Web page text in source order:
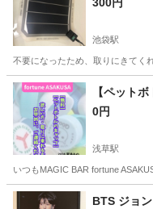
池袋駅
不要になったため、取りにきてく
東京 豊島区 池袋駅
【ペット
0円
浅草駅
いつもMAGIC BAR fortune
東京 台東区 浅草駅
BTS ジョ